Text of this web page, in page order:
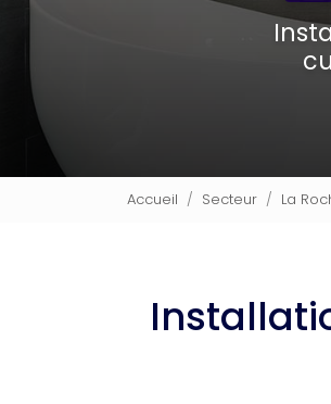
Accueil Secteur La